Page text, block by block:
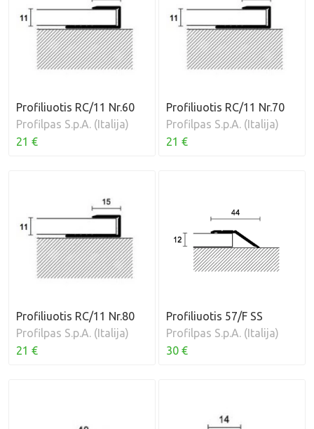
Profiliuotis RC/11 Nr.60
Profilpas S.p.A. (Italija)
21 €
Profiliuotis RC/11 Nr.70
Profilpas S.p.A. (Italija)
21 €
Profiliuotis RC/11 Nr.80
Profilpas S.p.A. (Italija)
21 €
Profiliuotis 57/F SS
Profilpas S.p.A. (Italija)
30 €